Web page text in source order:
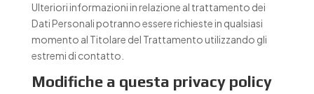
Ulteriori informazioni in relazione al trattamento dei
Dati Personali potranno essere richieste in qualsiasi
momento al Titolare del Trattamento utilizzando gli
estremi di contatto.
Modifiche a questa privacy policy